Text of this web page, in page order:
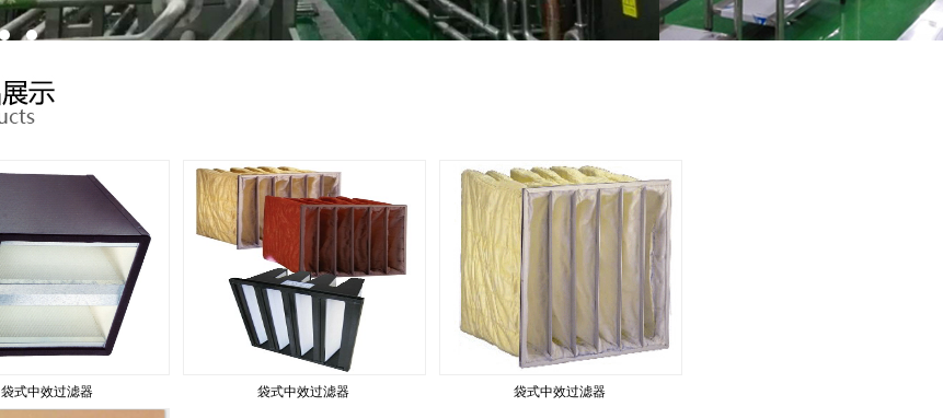
袋式中效过滤器 袋式中效过滤器 袋式中效过滤器